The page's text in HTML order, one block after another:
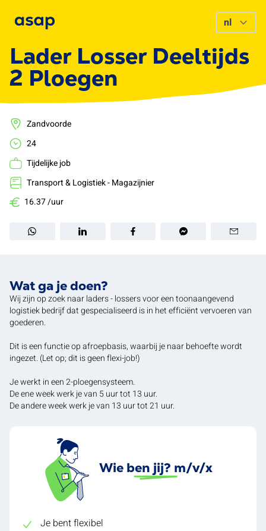
Lader Losser Deeltijds
2 Ploegen
Zandvoorde
24
Tijdelijke job
Transport & Logistiek - Magazijnier
16.37 /uur
Wat ga je doen?
Wij zijn op zoek naar laders - lossers voor een toonaangevend
logistiek bedrijf dat gespecialiseerd is in het efficiënt vervoeren van
goederen.
Dit is een functie op afroepbasis, waarbij je naar behoefte wordt
ingezet. (Let op; dit is geen flexi-job!)
Je werkt in een 2-ploegensysteem.
De ene week werk je van 5 uur tot 13 uur.
De andere week werk je van 13 uur tot 21 uur.
Wie ben jij? m/v/x
Je bent flexibel